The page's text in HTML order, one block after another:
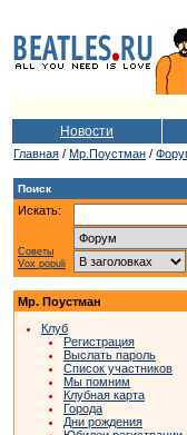
Новости
Главная / Мр.Поустман /
Поиск
Искать:
Советы
Vox populi
Мр. Поустман
Клуб
Регистрация
Выслать пароль
Список участников
Мы помним
Клубная карта
Города
Дни рождения